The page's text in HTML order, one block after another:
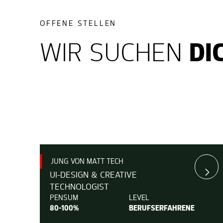
OFFENE STELLEN
WIR SUCHEN
JUNG VON MATT TECH
UI-DESIGN & CREATIVE
TECHNOLOGIST
PENSUM
80-100%
LEVEL
BERUFSERFAHRENE